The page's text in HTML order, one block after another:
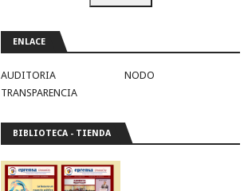
ENLACE
AUDITORIA
NODO
TRANSPARENCIA
BIBLIOTECA - TIENDA